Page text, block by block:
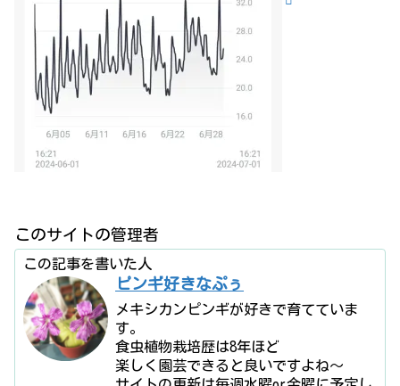
このサイトの管理者
この記事を書いた人
ピンギ好きなぷぅ
メキシカンピンギが好きで育てていま
す。
食虫植物栽培歴は8年ほど
楽しく園芸できると良いですよね〜